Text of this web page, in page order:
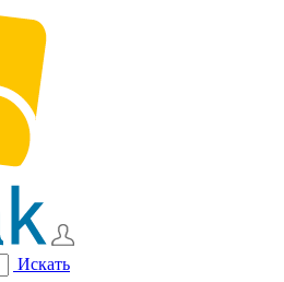
Искать